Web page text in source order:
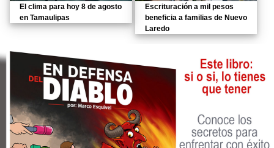
El clima para hoy 8 de agosto
en Tamaulipas
Escrituración a mil pesos
beneficia a familias de Nuevo
Laredo